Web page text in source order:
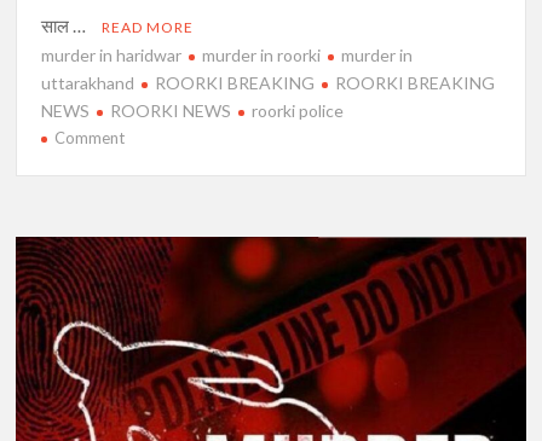
साल …
READ MORE
murder in haridwar murder in roorki
murder in
uttarakhand
ROORKI BREAKING
ROORKI BREAKING
NEWS
ROORKI NEWS roorki police
Commenton
खबर
:
युवक
को
पीट-
पीटकर
उतारा
मौत